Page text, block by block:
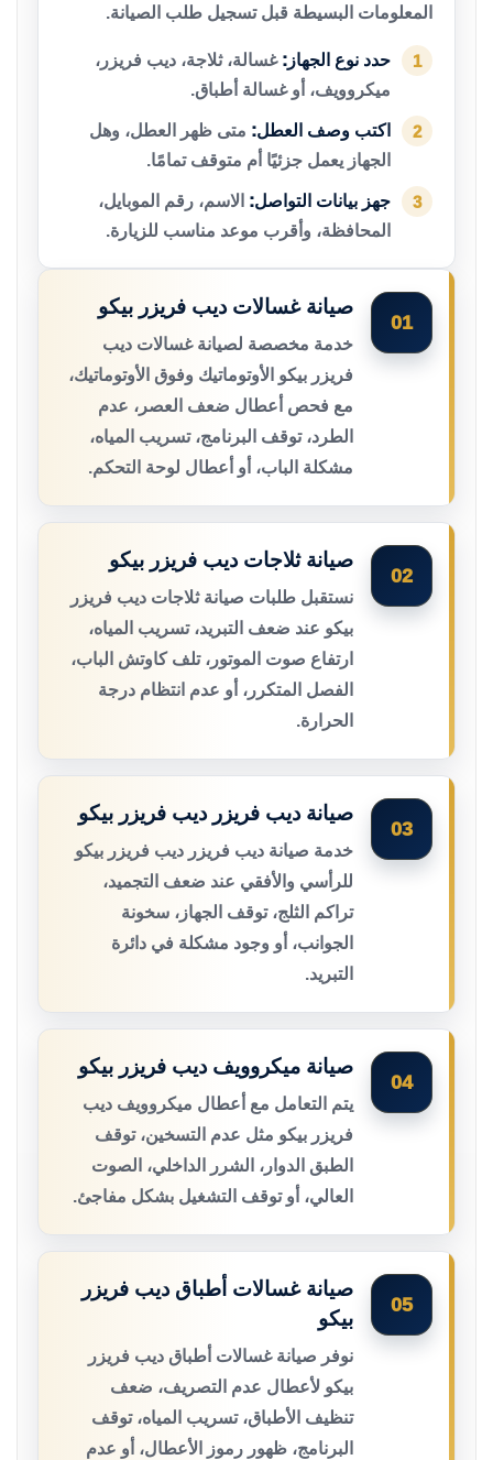
المعلومات البسيطة قبل تسجيل طلب الصيانة.
1 حدد نوع الجهاز: غسالة، ثلاجة، ديب فريزر،
ميكروويف، أو غسالة أطباق.
2 اكتب وصف العطل: متى ظهر العطل، وهل
الجهاز يعمل جزئيًا أم متوقف تمامًا.
3 جهز بيانات التواصل: الاسم، رقم الموبايل،
المحافظة، وأقرب موعد مناسب للزيارة.
01
صيانة غسالات ديب فريزر بيكو
خدمة مخصصة لصيانة غسالات ديب
فريزر بيكو الأوتوماتيك وفوق الأوتوماتيك،
مع فحص أعطال ضعف العصر، عدم
الطرد، توقف البرنامج، تسريب المياه،
مشكلة الباب، أو أعطال لوحة التحكم.
02
صيانة ثلاجات ديب فريزر بيكو
نستقبل طلبات صيانة ثلاجات ديب فريزر
بيكو عند ضعف التبريد، تسريب المياه،
ارتفاع صوت الموتور، تلف كاوتش الباب،
الفصل المتكرر، أو عدم انتظام درجة
الحرارة.
03
صيانة ديب فريزر ديب فريزر بيكو
خدمة صيانة ديب فريزر ديب فريزر بيكو
للرأسي والأفقي عند ضعف التجميد،
تراكم الثلج، توقف الجهاز، سخونة
الجوانب، أو وجود مشكلة في دائرة
التبريد.
04
صيانة ميكروويف ديب فريزر بيكو
يتم التعامل مع أعطال ميكروويف ديب
فريزر بيكو مثل عدم التسخين، توقف
الطبق الدوار، الشرر الداخلي، الصوت
العالي، أو توقف التشغيل بشكل مفاجئ.
05
صيانة غسالات أطباق ديب فريزر
بيكو
نوفر صيانة غسالات أطباق ديب فريزر
بيكو لأعطال عدم التصريف، ضعف
تنظيف الأطباق، تسريب المياه، توقف
البرنامج، ظهور رموز الأعطال، أو عدم